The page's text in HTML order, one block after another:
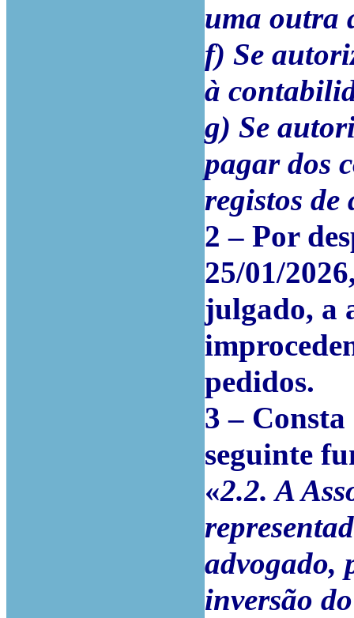
uma outra
f) Se
à
g) Se
pagar dos
registos de
2 – Por
25/01/
julgado, a
pedidos.
3 – Consta
seguinte
«2.2. A
advogado,
inversão